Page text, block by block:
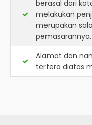
berasal dari
melakukan
merupakan
pemasarannya.
Alamat dan
tertera diatas